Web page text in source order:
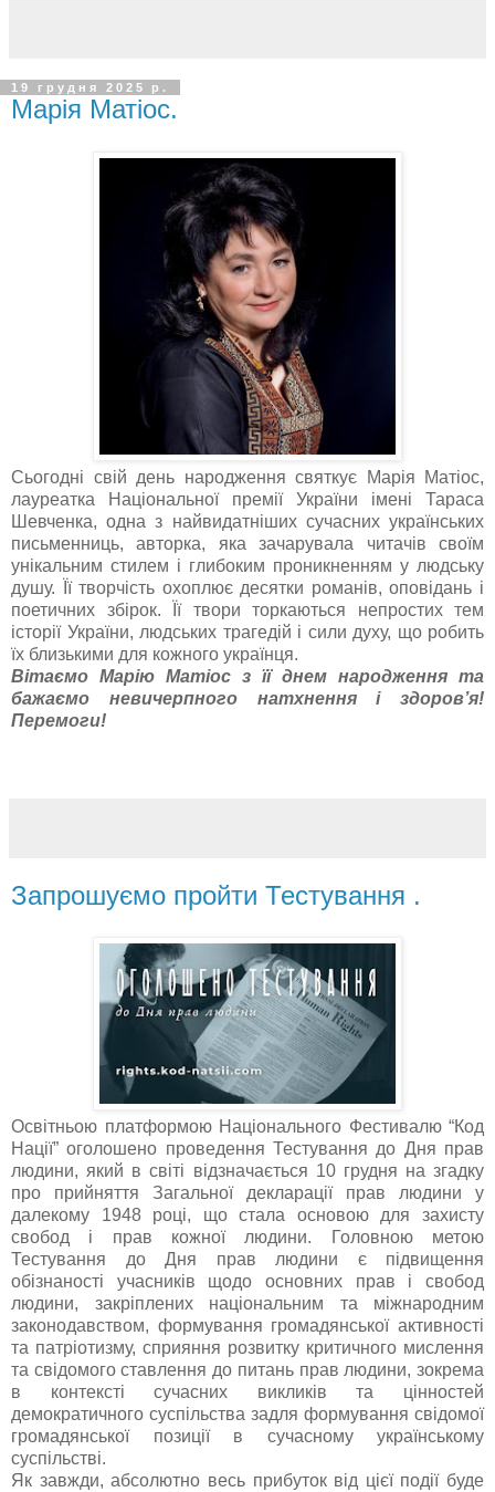
19 грудня 2025 р.
Марія Матіос.
Сьогодні свій день народження святкує Марія Матіос,
лауреатка Національної премії України імені Тараса
Шевченка, одна з найвидатніших сучасних українських
письменниць, авторка, яка зачарувала читачів своїм
унікальним стилем і глибоким проникненням у людську
душу. Її творчість охоплює десятки романів, оповідань і
поетичних збірок. Її твори торкаються непростих тем
історії України, людських трагедій і сили духу, що робить
їх близькими для кожного українця.
Вітаємо Марію Матіос з її днем народження та
бажаємо невичерпного натхнення і здоров’я!
Перемоги!
Запрошуємо пройти Тестування .
Освітньою платформою Національного Фестивалю “Код
Нації” оголошено проведення Тестування до Дня прав
людини, який в світі відзначається 10 грудня на згадку
про прийняття Загальної декларації прав людини у
далекому 1948 році, що стала основою для захисту
свобод і прав кожної людини. Головною метою
Тестування до Дня прав людини є підвищення
обізнаності учасників щодо основних прав і свобод
людини, закріплених національним та міжнародним
законодавством, формування громадянської активності
та патріотизму, сприяння розвитку критичного мислення
та свідомого ставлення до питань прав людини, зокрема
в контексті сучасних викликів та цінностей
демократичного суспільства задля формування свідомої
громадянської позиції в сучасному українському
суспільстві.
Як завжди, абсолютно весь прибуток від цієї події буде